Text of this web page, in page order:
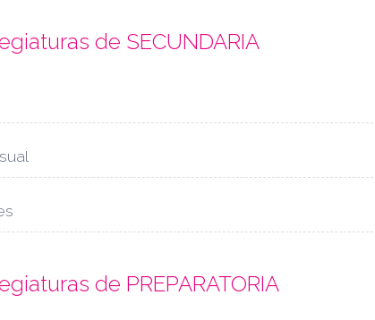
de SECUNDARIA
de PREPARATORIA